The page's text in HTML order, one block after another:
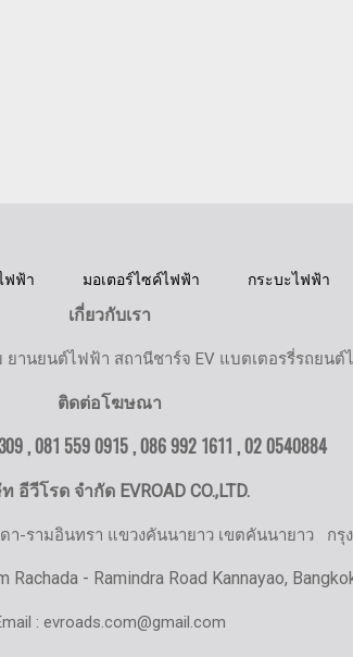
ฟฟ้า มอเตอร์ไซค์ไฟฟ้า กระบะไฟฟ้า
เกี่ยวกับเรา
ยานยนต์ไฟฟ้า สถานีชาร์จ EV แบตเตอรรี่รถยน
ติดต่อโฆษณา
, 081 559 0915 , 086 992 1611 ,02 0540884
อีวีโรด จำกัด EVROAD CO.,LTD.
-รามอินทรา แขวงคันนายาว เขตคันนายาว กรุ
- Ramindra Road Kannayao,
: evroads.com@gmail.com